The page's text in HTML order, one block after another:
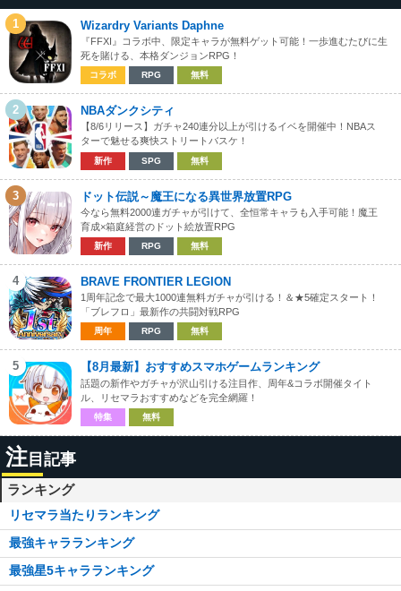
1 Wizardry Variants Daphne
『FFXI』コラボ中、限定キャラが無料ゲット可能！一歩進むたびに生
死を賭ける、本格ダンジョンRPG！
コラボ RPG 無料
2 NBAダンクシティ
【8/6リリース】ガチャ240連分以上が引けるイベを開催中！NBAス
ターで魅せる爽快ストリートバスケ！
新作 SPG 無料
3 ドット伝説～魔王になる異世界放置RPG
今なら無料2000連ガチャが引けて、全恒常キャラも入手可能！魔王
育成×箱庭経営のドット絵放置RPG
新作 RPG 無料
4 BRAVE FRONTIER LEGION
1周年記念で最大1000連無料ガチャが引ける！＆★5確定スタート！
「ブレフロ」最新作の共闘対戦RPG
周年 RPG 無料
5 【8月最新】おすすめスマホゲームランキング
話題の新作やガチャが沢山引ける注目作、周年&コラボ開催タイト
ル、リセマラおすすめなどを完全網羅！
特集 無料
注 目記事
ランキング
リセマラ当たりランキング
最強キャラランキング
最強星5キャラランキング